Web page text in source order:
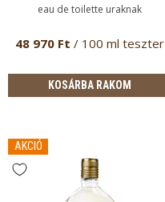
eau de toilette uraknak
48 970 Ft / 100 ml teszter
KOSÁRBA RAKOM
AKCIÓ